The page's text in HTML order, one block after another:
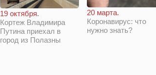
19 октября.
Кортеж Владимира
Путина приехал в
город из Полазны
20 марта.
Коронавирус: что
нужно знать?